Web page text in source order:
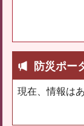
防災ポー
現在、情報は